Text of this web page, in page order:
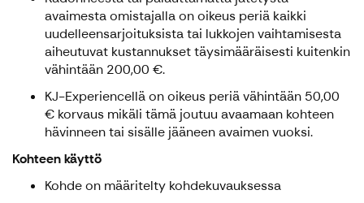
avaimesta omistajalla on oikeus periä kaikki
uudelleensarjoituksista tai lukkojen vaihtamisesta
aiheutuvat kustannukset täysimääräisesti kuitenkin
vähintään 200,00 €.
KJ-Experiencellä on oikeus periä vähintään 50,00
€ korvaus mikäli tämä joutuu avaamaan kohteen
hävinneen tai sisälle jääneen avaimen vuoksi.
Kohteen käyttö
Kohde on määritelty kohdekuvauksessa